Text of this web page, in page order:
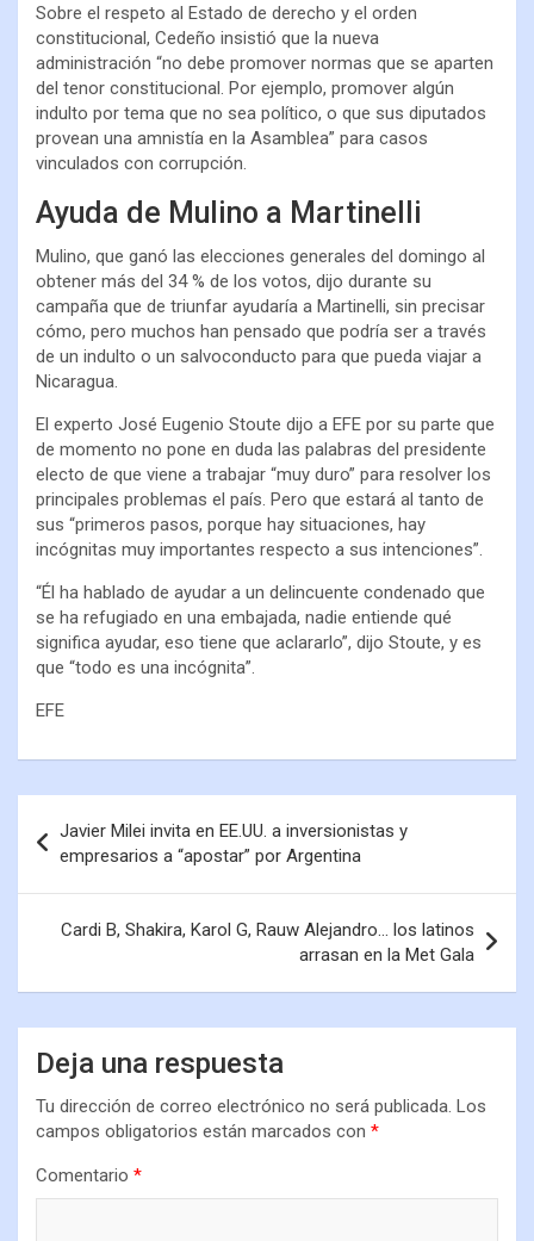
Sobre el respeto al Estado de derecho y el orden
constitucional, Cedeño insistió que la nueva
administración “no debe promover normas que se aparten
del tenor constitucional. Por ejemplo, promover algún
indulto por tema que no sea político, o que sus diputados
provean una amnistía en la Asamblea” para casos
vinculados con corrupción.
Ayuda de Mulino a Martinelli
Mulino, que ganó las elecciones generales del domingo al
obtener más del 34 % de los votos, dijo durante su
campaña que de triunfar ayudaría a Martinelli, sin precisar
cómo, pero muchos han pensado que podría ser a través
de un indulto o un salvoconducto para que pueda viajar a
Nicaragua.
El experto José Eugenio Stoute dijo a EFE por su parte que
de momento no pone en duda las palabras del presidente
electo de que viene a trabajar “muy duro” para resolver los
principales problemas el país. Pero que estará al tanto de
sus “primeros pasos, porque hay situaciones, hay
incógnitas muy importantes respecto a sus intenciones”.
“Él ha hablado de ayudar a un delincuente condenado que
se ha refugiado en una embajada, nadie entiende qué
significa ayudar, eso tiene que aclararlo”, dijo Stoute, y es
que “todo es una incógnita”.
EFE
Javier Milei invita en EE.UU. a inversionistas y
empresarios a “apostar” por Argentina
Cardi B, Shakira, Karol G, Rauw Alejandro… los latinos
arrasan en la Met Gala
Deja una respuesta
Tu dirección de correo electrónico no será publicada. Los
campos obligatorios están marcados con *
Comentario *